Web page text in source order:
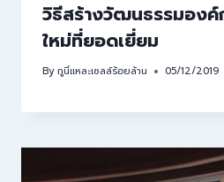
วิธีสร้างวัฒนธรรมองค์
ใหม่ที่ยอดเยี่ยม
Byกูนี่แหละเซลล์ร้อยล้าน 05/12/2019